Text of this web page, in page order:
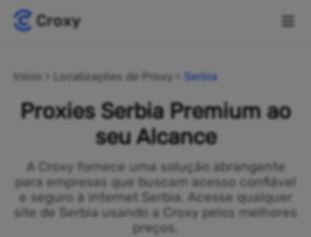
Início Localizações de Proxy Serbia
Proxies Serbia Premium ao
seu Alcance
A Croxy fornece uma solução abrangente
para empresas que buscam acesso confiável
e seguro à internet Serbia. Acesse qualquer
site de Serbia usando a Croxy pelos melhores
preços.